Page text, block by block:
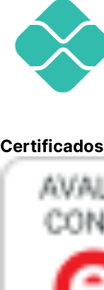
Certificados